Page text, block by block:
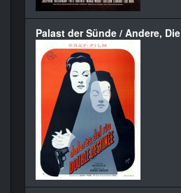
Palast der Sünde / Andere, Die